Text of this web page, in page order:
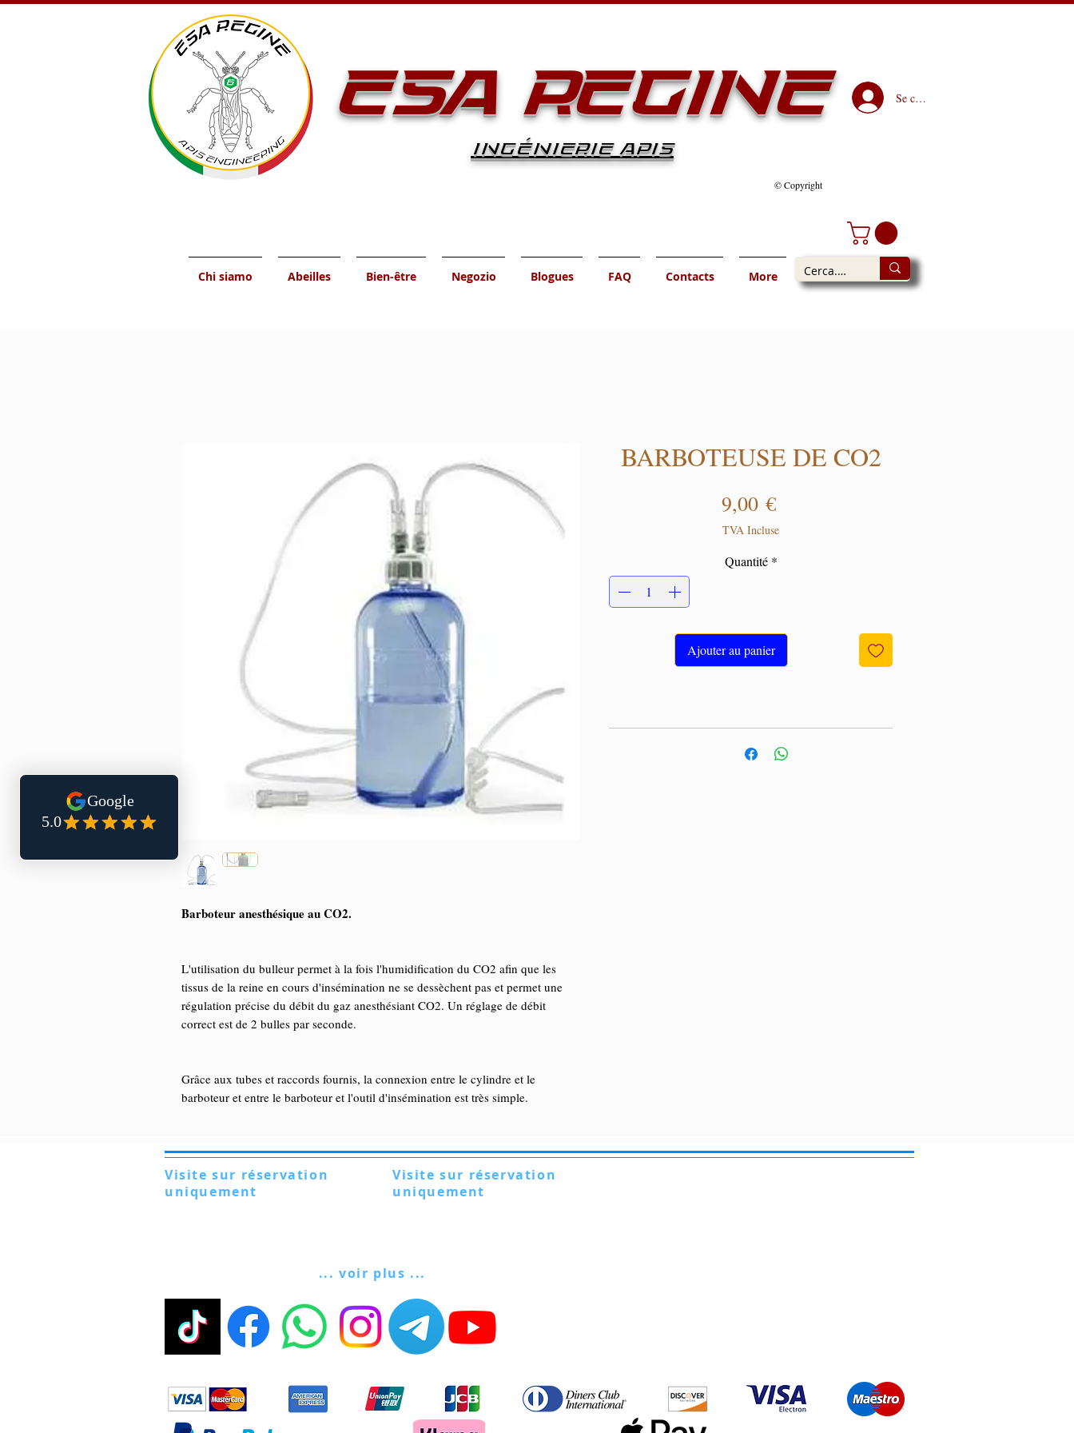
ESA REGINE
INGÉNIERIE APIS
Se connecter
© Copyright
Chi siamo Abeilles Bien-être Negozio Blogues FAQ Contacts More
Barboteur anesthésique au CO2.
L'utilisation du bulleur permet à la fois l'humidification du CO2 afin que les
tissus de la reine en cours d'insémination ne se dessèchent pas et permet une
régulation précise du débit du gaz anesthésiant CO2. Un réglage de débit
correct est de 2 bulles par seconde.
Grâce aux tubes et raccords fournis, la connexion entre le cylindre et le
barboteur et entre le barboteur et l'outil d'insémination est très simple.
BARBOTEUSE DE CO2
9,00 €Prix
TVA Incluse
Quantité *
Ajouter au panier
Visite sur réservation
uniquement
... voir plus ...
Visite sur réservation
uniquement